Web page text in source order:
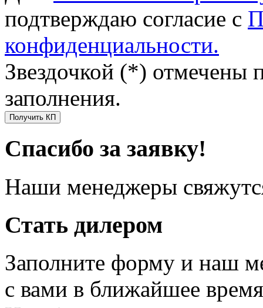
подтверждаю согласие с
конфиденциальности.
Звездочкой (*) отмечены
заполнения.
Получить КП
Спасибо за заявку!
Наши менеджеры
Стать дилером
Заполните форму и наш
с вами в ближайшее время